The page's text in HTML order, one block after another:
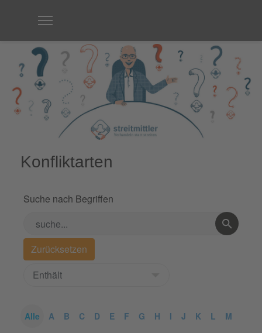
Konfliktarten
Suche nach Begriffen
Alle A B C D E F G H I J K L
M